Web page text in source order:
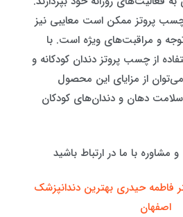
چسب پروتز ممکن است معایبی نیز
و مراقبت‌های ویژه است. با
از چسب پروتز دندان کودکانه و
از مزایای این محصول
دهان و دندان‌های کودکان
و مشاوره با ما در ارتباط باشید
فاطمه حیدری بهترین دندانپزشک
اصفهان